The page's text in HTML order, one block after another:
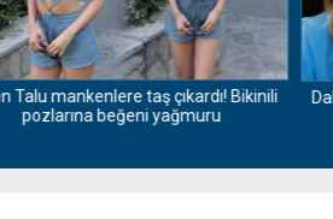
Daha 17’nin Leyla’sından yeni pozlar! ‘Çok
sıcak’